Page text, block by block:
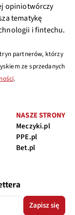
opiniotwórczy
tematykę
i fintechu.
partnerów, którzy
ze sprzedanych
.
NASZE STRONY
Meczyki.pl
PPE.pl
Bet.pl
Zapisz się